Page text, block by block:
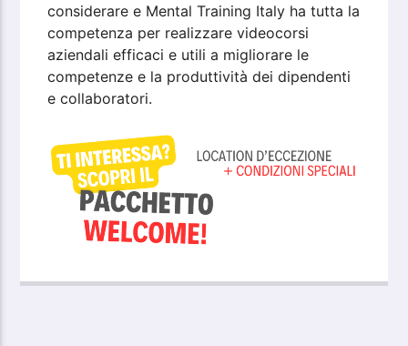
considerare e Mental Training Italy ha tutta la
competenza per realizzare videocorsi
aziendali efficaci e utili a migliorare le
competenze e la produttività dei dipendenti
e collaboratori.